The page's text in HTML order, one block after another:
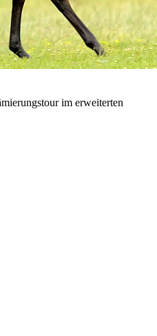
im erweiterten